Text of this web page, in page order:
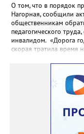
О том, что в порядок
Нагорная, сообщили
общественникам
педагогического
инвалидом. «Дорога
скорая тратила время
однажды реанимация
Жители писали в
пытались
– рассказали в ОНФ.
они добились, чтобы
этого потребовалось